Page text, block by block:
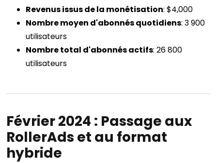
Revenus issus de la monétisation: $4,000
Nombre moyen d'abonnés quotidiens: 3 900
utilisateurs
Nombre total d'abonnés actifs: 26 800
utilisateurs
Février 2024 : Passage aux
RollerAds et au format
hybride